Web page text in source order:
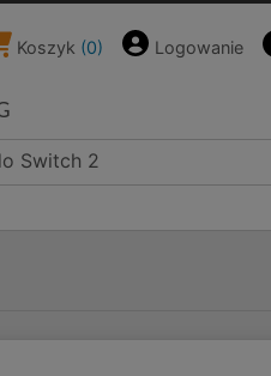
Koszyk (0) Logowanie
Switch 2